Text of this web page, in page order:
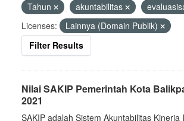
Tahun
akuntabilitas
Licenses:
Lainnya (Domain Publik)
Filter Results
Nilai SAKIP Pemerintah Kota
2021
SAKIP adalah Sistem Akuntabilitas Kinerja